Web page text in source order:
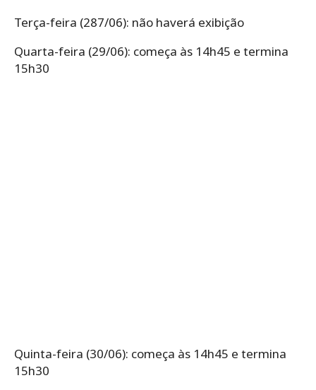
Terça-feira (287/06): não haverá exibição
Quarta-feira (29/06): começa às 14h45 e termina
15h30
Quinta-feira (30/06): começa às 14h45 e termina
15h30